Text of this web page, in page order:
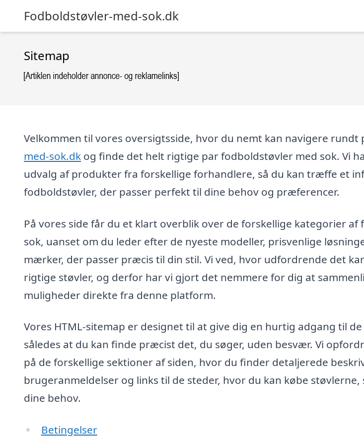
Fodboldstøvler-med-sok.dk
Sitemap
Velkommen til vores oversigtsside, hvor du nemt kan navigere rundt
med-sok.dk og finde det helt rigtige par fodboldstøvler med sok. Vi
udvalg af produkter fra forskellige forhandlere, så du kan træffe et
fodboldstøvler, der passer perfekt til dine behov og præferencer.
På vores side får du et klart overblik over de forskellige kategorier af
sok, uanset om du leder efter de nyeste modeller, prisvenlige
mærker, der passer præcis til din stil. Vi ved, hvor udfordrende det
rigtige støvler, og derfor har vi gjort det nemmere for dig at
muligheder direkte fra denne platform.
Vores HTML-sitemap er designet til at give dig en hurtig adgang til
således at du kan finde præcist det, du søger, uden besvær. Vi
på de forskellige sektioner af siden, hvor du finder detaljerede
brugeranmeldelser og links til de steder, hvor du kan købe
dine behov.
Betingelser